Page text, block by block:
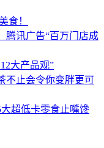
食！
腾讯广告“百万门店成
大产品观”
不止会令你变胖更可
超低卡零食止嘴馋